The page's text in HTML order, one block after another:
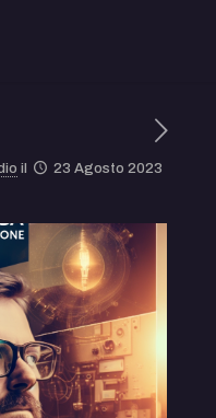
il 23 Agosto 2023